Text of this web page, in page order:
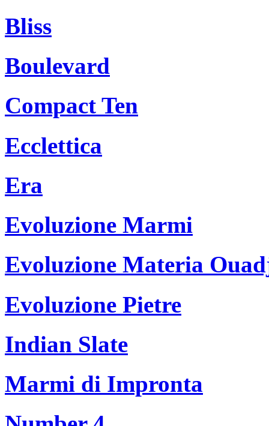
Bliss
Boulevard
Compact Ten
Ecclettica
Era
Evoluzione Marmi
Evoluzione Materia
Evoluzione Pietre
Indian Slate
Marmi di Impronta